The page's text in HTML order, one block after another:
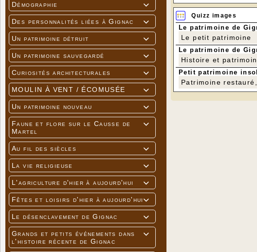

Démographie

Des personnalités liées à Gignac

Un patrimoine détruit

Un patrimoine sauvegardé

Curiosités architecturales

MOULIN À VENT / ÉCOMUSÉE

Un patrimoine nouveau

Faune et flore sur le Causse de
Martel

Au fil des siècles

La vie religieuse

L'agriculture d'hier à aujourd'hui

Fêtes et loisirs d'hier à aujourd'hui

Le désenclavement de Gignac

Grands et petits événements dans
l'histoire récente de Gignac
Quizz images
Le patrimoine de
Le petit patrimoine
Le patrimoine de
Histoire et
Petit patrimoine
Patrimoine